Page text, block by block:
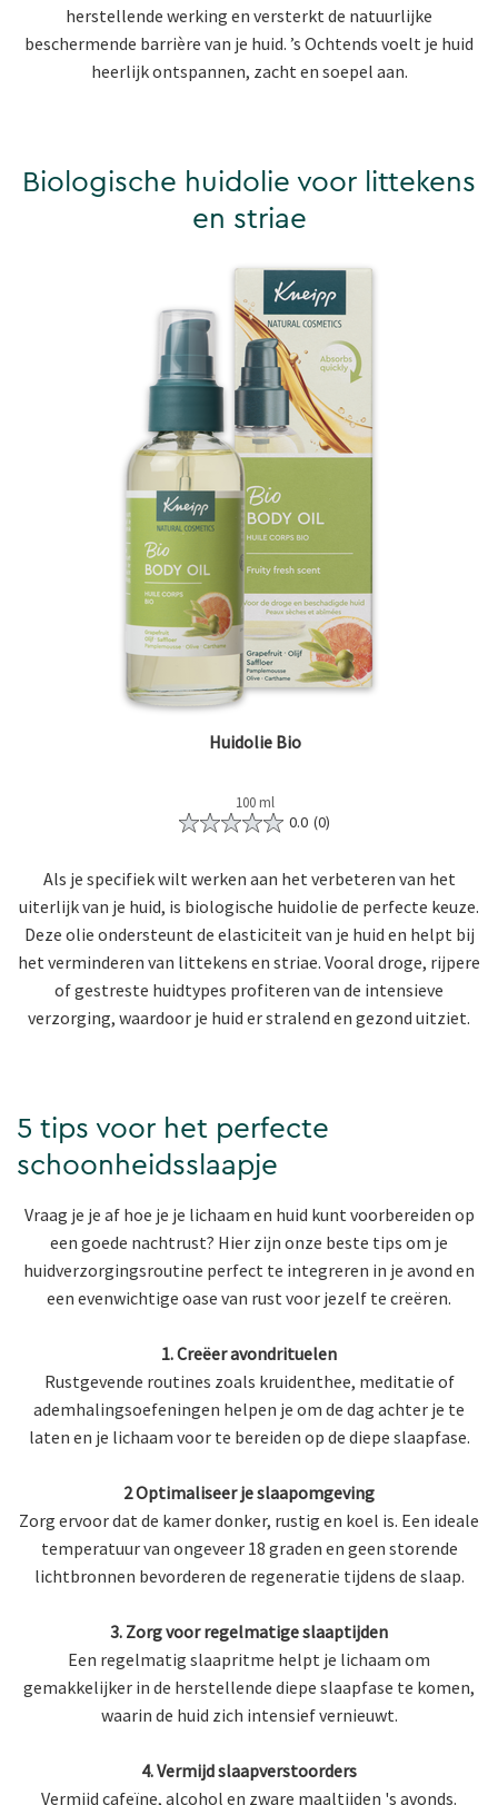
herstellende werking en versterkt de natuurlijke
beschermende barrière van je huid. ’s Ochtends voelt je huid
heerlijk ontspannen, zacht en soepel aan.
Biologische huidolie voor littekens
en striae
Huidolie Bio
100 ml
0.0 (0)
Als je specifiek wilt werken aan het verbeteren van het
uiterlijk van je huid, is biologische huidolie de perfecte keuze.
Deze olie ondersteunt de elasticiteit van je huid en helpt bij
het verminderen van littekens en striae. Vooral droge, rijpere
of gestreste huidtypes profiteren van de intensieve
verzorging, waardoor je huid er stralend en gezond uitziet.
5 tips voor het perfecte
schoonheidsslaapje
Vraag je je af hoe je je lichaam en huid kunt voorbereiden op
een goede nachtrust? Hier zijn onze beste tips om je
huidverzorgingsroutine perfect te integreren in je avond en
een evenwichtige oase van rust voor jezelf te creëren.
1. Creëer avondrituelen
Rustgevende routines zoals kruidenthee, meditatie of
ademhalingsoefeningen helpen je om de dag achter je te
laten en je lichaam voor te bereiden op de diepe slaapfase.
2 Optimaliseer je slaapomgeving
Zorg ervoor dat de kamer donker, rustig en koel is. Een ideale
temperatuur van ongeveer 18 graden en geen storende
lichtbronnen bevorderen de regeneratie tijdens de slaap.
3. Zorg voor regelmatige slaaptijden
Een regelmatig slaapritme helpt je lichaam om
gemakkelijker in de herstellende diepe slaapfase te komen,
waarin de huid zich intensief vernieuwt.
4. Vermijd slaapverstoorders
Vermijd cafeïne, alcohol en zware maaltijden 's avonds.